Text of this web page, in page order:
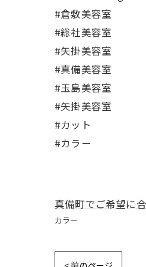
#倉敷美容室
#総社美容室
#矢掛美容室
#真備美容室
#玉島美容室
#矢掛美容室
#カット
#カラー
真備町でご希望に
カラー